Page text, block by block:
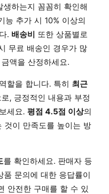
하는지 꼼꼼히 확인해
능 추가 시 10% 이상의
. 배송비 또한 상품별로
무료 배송인 경우가 많
액을 산정하세요.
할을 합니다. 특히 최근
, 긍정적인 내용과 부정
세요. 평점 4.5점 이상의
것이 만족도를 높이는 방
를 확인하세요. 판매자 등
품 문의에 대한 응답률이
안전한 구매를 할 수 있